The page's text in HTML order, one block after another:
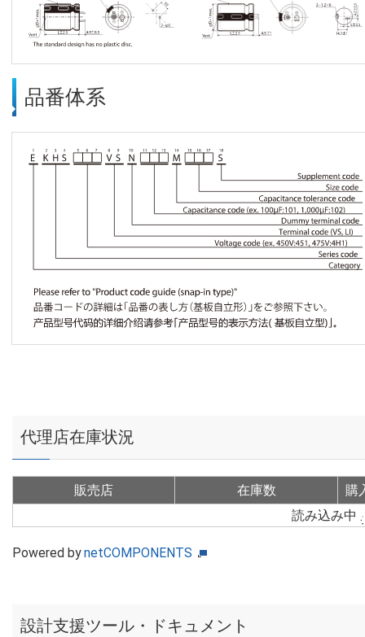
品番体系
代理店在庫状況
販売店 在庫数
購
読み込み中
Powered bynetCOMPONENTS
設計支援ツール・ドキュメント